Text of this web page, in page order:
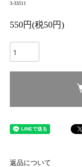
3-33511
550円(税50円)
返品について